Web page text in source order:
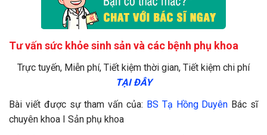
Tư vấn sức khỏe sinh sản và các bệnh phụ khoa
Trực tuyến, Miễn phí, Tiết kiệm thời gian, Tiết kiệm chi phí
TẠI ĐÂY
Bài viết được sự tham vấn của: BS Tạ Hồng Duyên Bác sĩ
chuyên khoa I Sản phụ khoa